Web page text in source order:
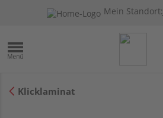
Mein Standort:
Klicklaminat